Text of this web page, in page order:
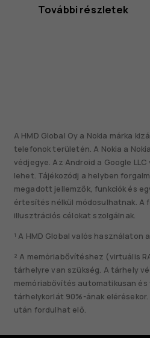
További részletek
A HMD Global Oy a Nokia márka
telefonok területén. A Nokia a
védjegye. Az Android a Google
lehet. Tájékozódj a helyben
megadott jellemzők, funkciók és
értesítés nélkül módosulhatnak. A
illusztrációs célokat szolgálnak.
¹ A HMD Global valós
² A memóriabővítéshez (virtuális
tárhelyre van szükség. A tárhely
memóriabővítés automatikusan és
tárhelykorlát 90%-ának
után fordulhat elő.